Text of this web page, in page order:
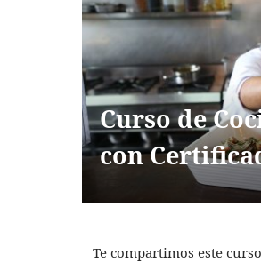
Curso de
con
Te compartimos este